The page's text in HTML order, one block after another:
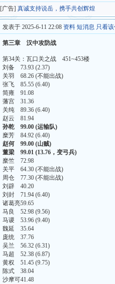
[广告]真诚支持说岳，携手共创辉煌
发表于 2025-6-11 22:08 资料 短消息 只看
第三章 汉中攻防战
第34关：瓦口关之战 451~453楼
刘备 73.93 (2.37)
关羽 68.26 (不能出战)
张飞 85.55 (6.40)
简雍 91.08
藩宫 31.36
关纯 89.36 (6.40)
赵云 81.94
孙乾 99.00 (运输队)
糜芳 84.92 (6.40)
赵何 99.00 (山贼)
董梁 99.01 (13.76，变弓兵)
糜竺 72.98
关平 64.30 (不能出战)
周仓 77.30 (不能出战)
刘辟 40.20
刘封 71.94 (6.40)
诸葛亮59.65
马良 52.98 (9.56)
马谡 53.96 (9.40)
魏延 35.64
庞统 37.76
吴兰 56.32 (6.31)
马超 52.38 (6.87)
黄权 51.45 (9.75)
陈式 38.04
沙摩可41.48